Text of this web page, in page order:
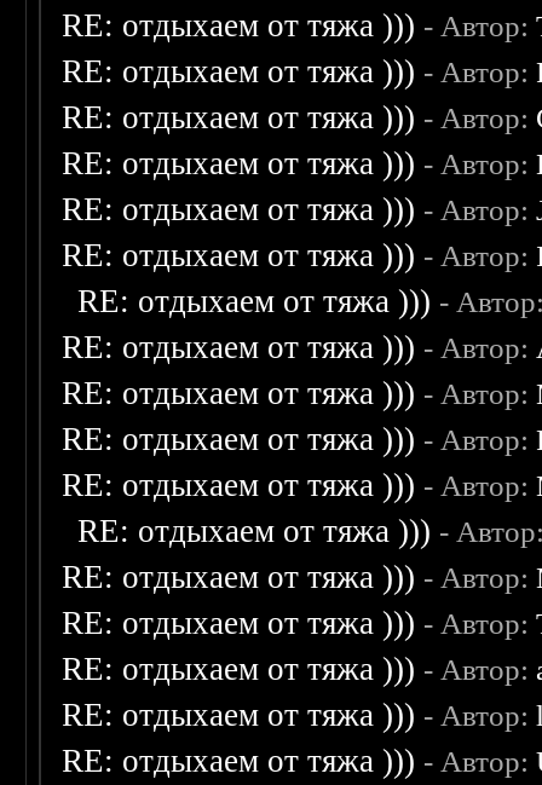
RE: отдыхаем от тяжа ))) - Автор:
RE: отдыхаем от тяжа ))) - Автор:
RE: отдыхаем от тяжа ))) - Автор:
RE: отдыхаем от тяжа ))) - Автор:
RE: отдыхаем от тяжа ))) - Автор:
RE: отдыхаем от тяжа ))) - Автор:
RE: отдыхаем от тяжа ))) -
RE: отдыхаем от тяжа ))) - Автор:
RE: отдыхаем от тяжа ))) - Автор:
RE: отдыхаем от тяжа ))) - Автор:
RE: отдыхаем от тяжа ))) - Автор:
RE: отдыхаем от тяжа ))) -
RE: отдыхаем от тяжа ))) - Автор:
RE: отдыхаем от тяжа ))) - Автор:
RE: отдыхаем от тяжа ))) - Автор:
RE: отдыхаем от тяжа ))) - Автор:
RE: отдыхаем от тяжа ))) - Автор: